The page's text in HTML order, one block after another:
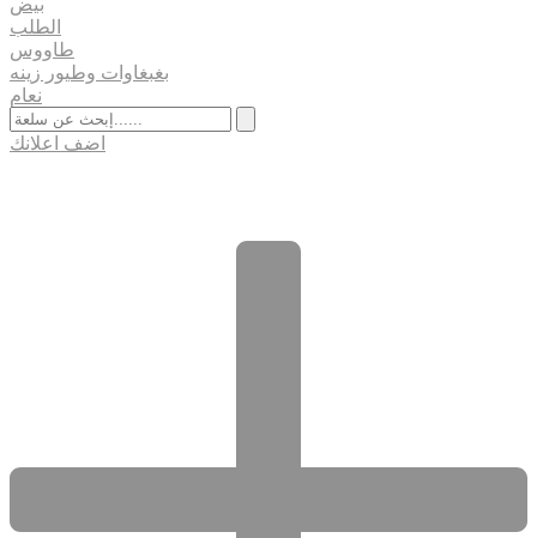
الطلب
طاووس
بغبغاوات وطيور زينه
نعام
اضف اعلانك